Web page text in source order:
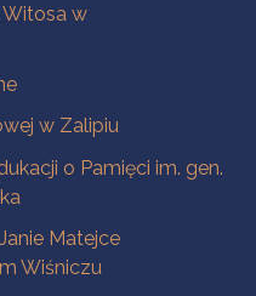
w
w Zalipiu
o Pamięci im. gen.
Matejce
Wiśniczu